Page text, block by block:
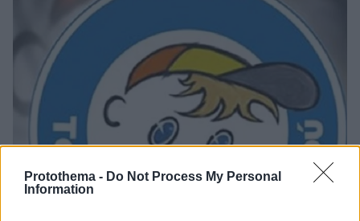
Protothema - Do Not Process My Personal
Information